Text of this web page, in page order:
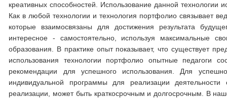
креативных способностей. Использование данной технологии
Как в любой технологии и технология портфолио связывает
которые взаимосвязаны для достижения результата
интересное - самостоятельно, используя максимальные
образования. В практике опыт показывает, что существует
использования технологии портфолио опытные педагоги
рекомендации для успешного использования. Для
индивидуальной программы для реализации
реализации, может быть краткосрочным и долгосрочным. В